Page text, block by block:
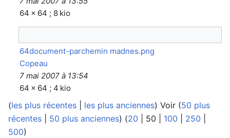
64 × 64 ; 8 kio
64document-parchemin madnes.png
Copeau
7 mai 2007 à 13:54
64 × 64 ; 4 kio
(les plus récentes les plus anciennes) Voir (50 plus
récentes
50 plus anciennes) (20 50 100 250
500)